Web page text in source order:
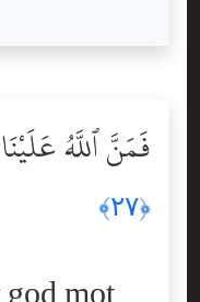
فَمَنَّ ٱللَّهُ
﴿٢٧﴾